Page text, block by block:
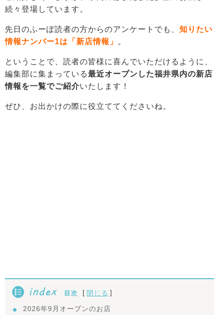
続々登場しています。
先日のふーぽ読者の方からのアンケートでも、 知りたい
情報ナンバー1は「新店情報」
。
ということで、読者の皆様に喜んでいただけるように、
編集部に集まっている最近オープンした福井県内の新店
情報を一覧でご紹介いたします！
ぜひ、お出かけの際に役立ててくださいね。
index 目次 [ 閉じる ]
2026年9月オープンのお店